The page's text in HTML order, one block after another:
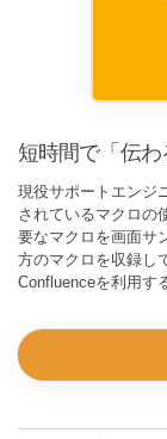
短時間で「伝
現役サポートエンジ
されているマクロの
要なマクロを画面サ
方のマクロを収録し
Confluenceを利用す